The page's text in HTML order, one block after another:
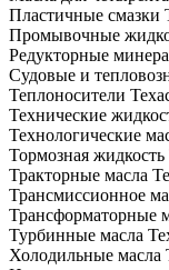
Пластичные смазки
Промывочные
Редукторные
Судовые и
Теплоносители
Технические
Технологические
Тормозная жидкость
Тракторные масла
Трансмиссионное
Трансформаторные
Турбинные масла
Холодильные масла